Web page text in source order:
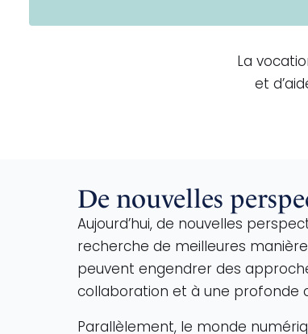
La
et
De nouvelles
Aujourd’hui, de nouvelles
recherche de meilleures
peuvent engendrer des
collaboration et à une profonde
Parallèlement, le monde